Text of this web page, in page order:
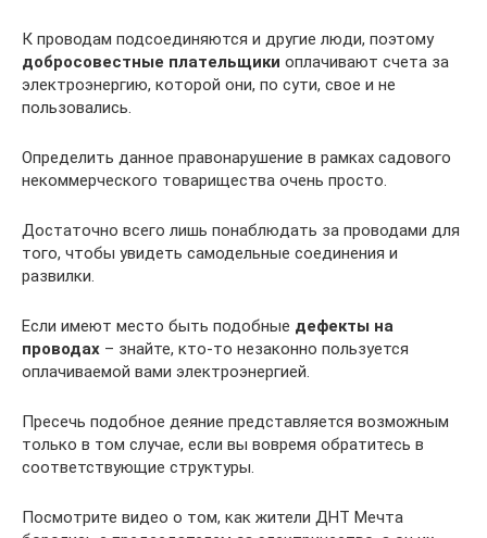
К проводам подсоединяются и другие люди, поэтому
добросовестные плательщики оплачивают счета за
электроэнергию, которой они, по сути, свое и не
пользовались.
Определить данное правонарушение в рамках садового
некоммерческого товарищества очень просто.
Достаточно всего лишь понаблюдать за проводами для
того, чтобы увидеть самодельные соединения и
развилки.
Если имеют место быть подобные дефекты на
проводах – знайте, кто-то незаконно пользуется
оплачиваемой вами электроэнергией.
Пресечь подобное деяние представляется возможным
только в том случае, если вы вовремя обратитесь в
соответствующие структуры.
Посмотрите видео о том, как жители ДНТ Мечта